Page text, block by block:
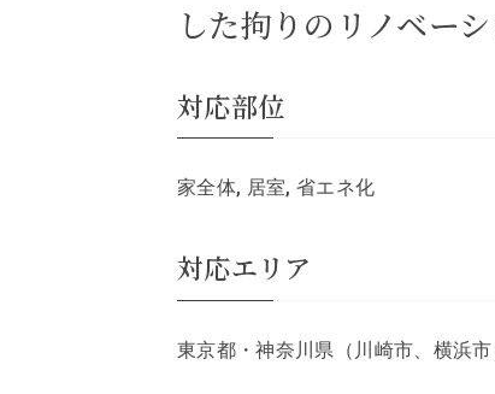
した拘りのリノベー
対応部位
家全体, 居室, 省エネ化
対応エリア
東京都・神奈川県（川崎市、横浜市